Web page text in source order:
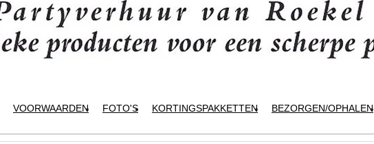
VOORWAARDEN FOTO'S KORTINGSPAKKETTEN BEZORGEN/OPHALEN